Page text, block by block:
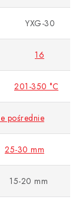
YXG-30
16
201-350 °C
pośrednie
25-30 mm
15-20 mm